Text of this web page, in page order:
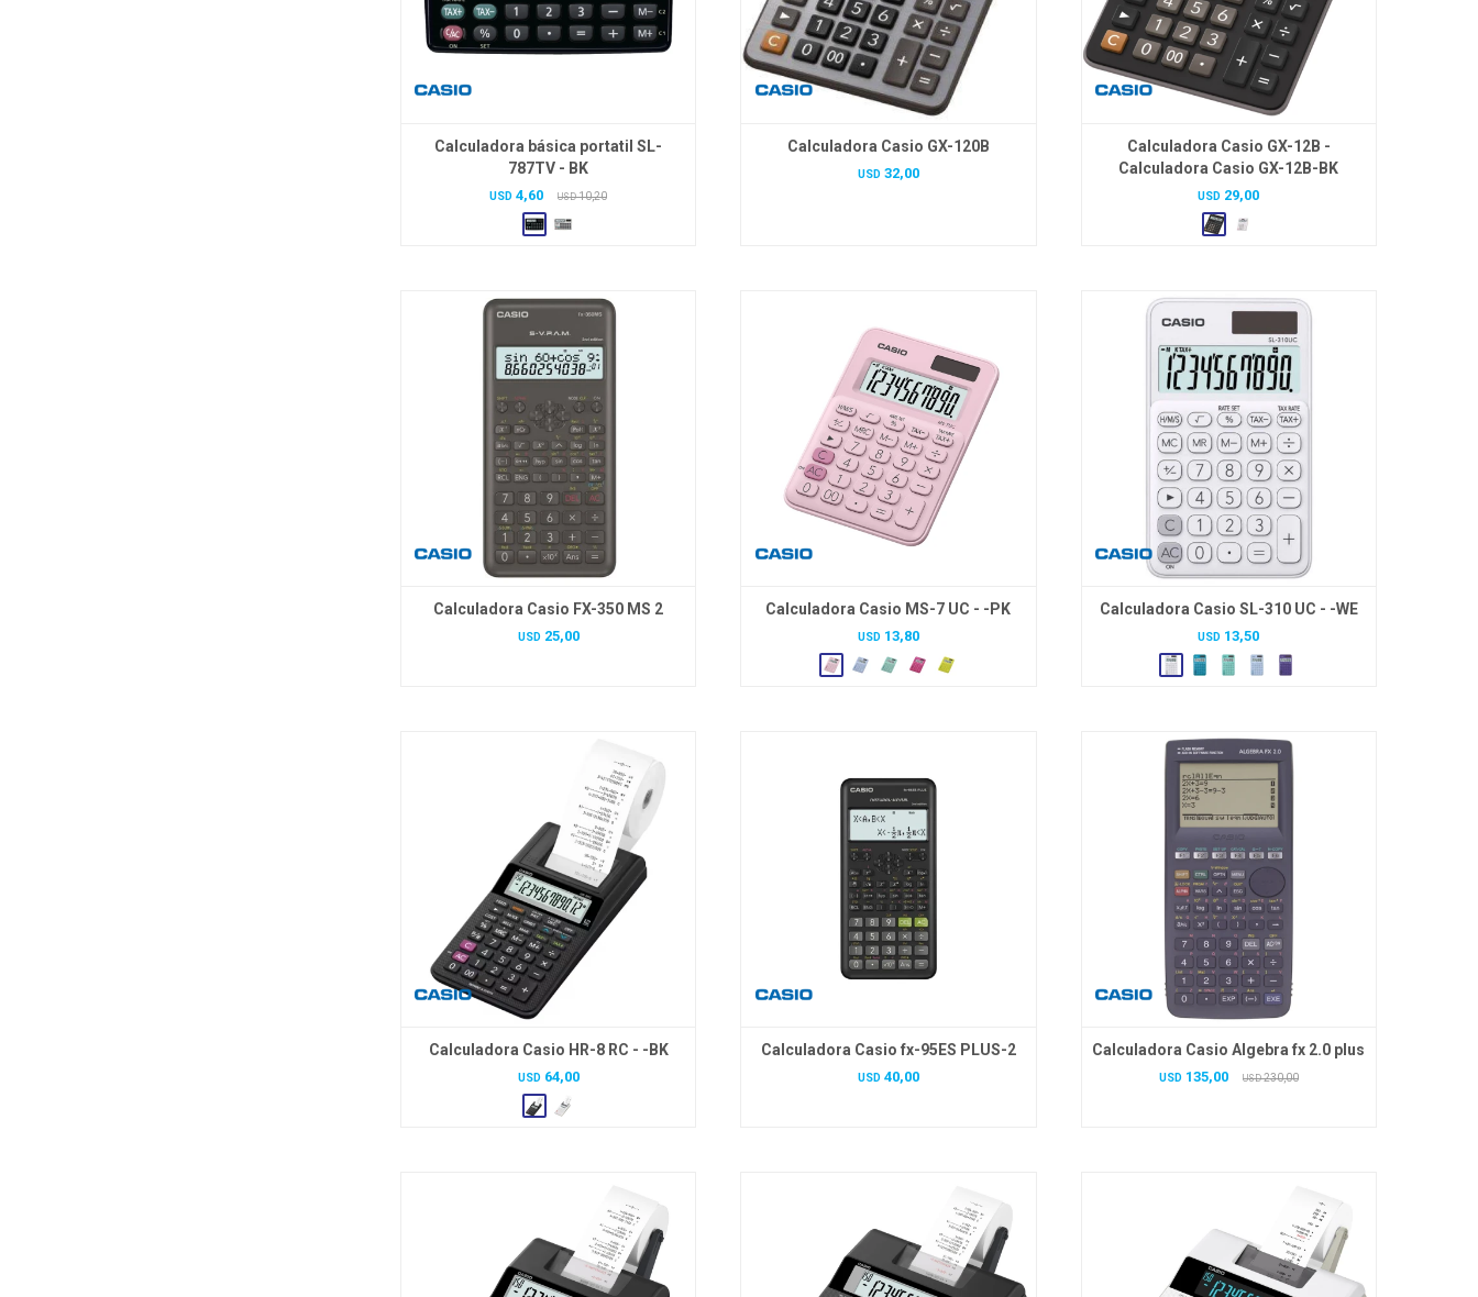
Calculadora básica portatil SL-
787TV - BK
USD 4,60 USD 10,20
Calculadora Casio GX-120B
USD 32,00
Calculadora Casio GX-12B -
Calculadora Casio GX-12B-BK
USD 29,00
Calculadora Casio FX-350 MS 2
USD 25,00
Calculadora Casio MS-7 UC - -PK
USD 13,80
Calculadora Casio SL-310 UC - -WE
USD 13,50
Calculadora Casio HR-8 RC - -BK
USD 64,00
Calculadora Casio fx-95ES PLUS-2
USD 40,00
Calculadora Casio Algebra fx 2.0 plus
USD 135,00 USD 230,00